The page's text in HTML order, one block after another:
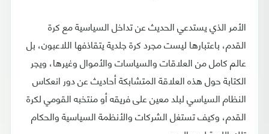
الأمر الذي يستدعي الحديث عن تداخل السياسية مع كرة
القدم، باعتبارها ليست مجرد كرة جلدية يتقاذفها اللاعبون، بل
عالم كامل من العلاقات والسياسات والأموال وغيرها، ويجر
الكتابة حول هذه العلاقة المتشابكة أحاديث عن دور انعكاس
النظام السياسي لبلد معين على فريقه أو منتخبه القومي لكرة
القدم، وكيف تستغل الشركات والأنظمة السياسية والحكام